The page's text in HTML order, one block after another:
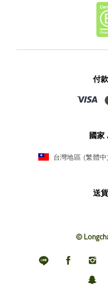
付
國家
台灣地區 (繁體
送
©
Longchamp
on
Longchamp
on
Facebook
on
on